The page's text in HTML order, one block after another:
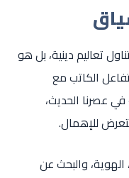
تعاليم دينية، بل هو
الكاتب مع
في عصرنا الحديث،
للإهمال.
الهوية، والبحث عن